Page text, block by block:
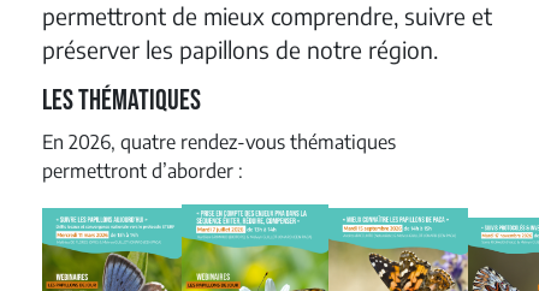
permettront de mieux comprendre, suivre et
préserver les papillons de notre région.
Les thématiques
En 2026, quatre rendez-vous thématiques
permettront d’aborder :